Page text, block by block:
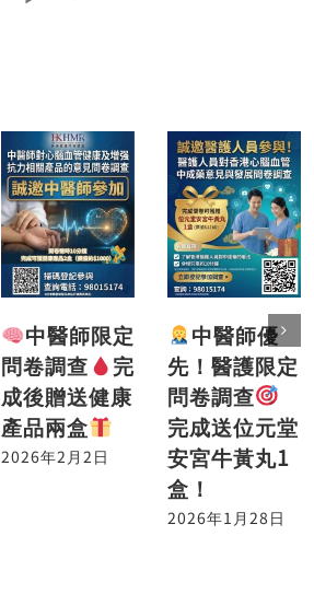
中醫師限定
問卷調查
完
成後贈送健康
產品兩盒
2026年2月2日
中醫師優
先！醫護限定
問卷調查
完成送位元堂
安宮牛黃丸1
盒！
2026年1月28日